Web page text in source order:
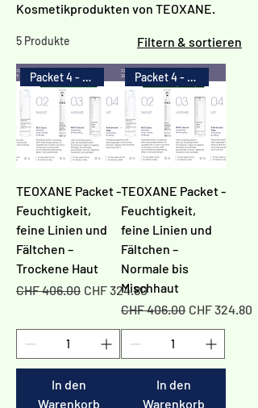
Kosmetikprodukten von TEOXANE.
5 Produkte Filtern & sortieren
Packet 4 - 20%
TEOXANE Packet -
Feuchtigkeit,
feine Linien und
Fältchen –
Trockene Haut
Standardpreis
CHF 406.00 Sale-Preis
CHF 324.80
In den
Warenkorb
Packet 4 - 20%
TEOXANE Packet -
Feuchtigkeit,
feine Linien und
Fältchen –
Normale bis
Mischhaut
Standardpreis
CHF 406.00 Sale-Preis
CHF 324.80
In den
Warenkorb